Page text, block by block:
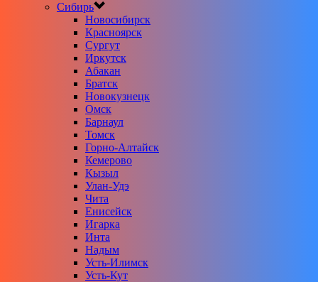
Сибирь
Новосибирск
Красноярск
Сургут
Иркутск
Абакан
Братск
Новокузнецк
Омск
Барнаул
Томск
Горно-Алтайск
Кемерово
Кызыл
Улан-Удэ
Чита
Енисейск
Игарка
Инта
Надым
Усть-Илимск
Усть-Кут